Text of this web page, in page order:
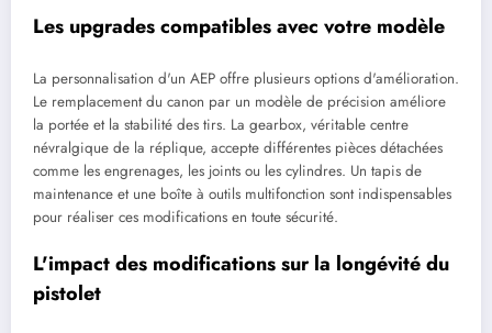
Les upgrades compatibles avec votre modèle
La personnalisation d'un AEP offre plusieurs options d'amélioration.
Le remplacement du canon par un modèle de précision améliore
la portée et la stabilité des tirs. La gearbox, véritable centre
névralgique de la réplique, accepte différentes pièces détachées
comme les engrenages, les joints ou les cylindres. Un tapis de
maintenance et une boîte à outils multifonction sont indispensables
pour réaliser ces modifications en toute sécurité.
L'impact des modifications sur la longévité du
pistolet